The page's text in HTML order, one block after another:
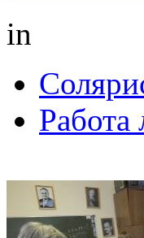
in
Работа